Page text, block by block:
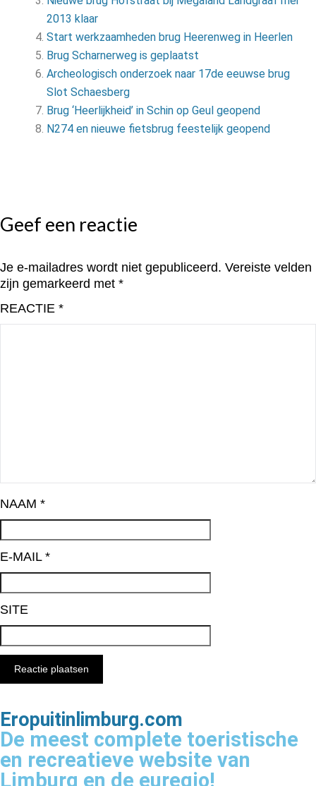
2013 klaar
Start werkzaamheden brug Heerenweg in Heerlen
Brug Scharnerweg is geplaatst
Archeologisch onderzoek naar 17de eeuwse brug
Slot Schaesberg
Brug ‘Heerlijkheid’ in Schin op Geul geopend
N274 en nieu­we fiets­brug fees­te­lijk ge­o­pend
Geef een reactie
Je e-mailadres wordt niet gepubliceerd. Vereiste velden
zijn gemarkeerd met *
REACTIE *
NAAM *
E-MAIL *
SITE
Eropuitinlimburg.com
De meest complete toeristische
en recreatieve website van
Limburg en de euregio!